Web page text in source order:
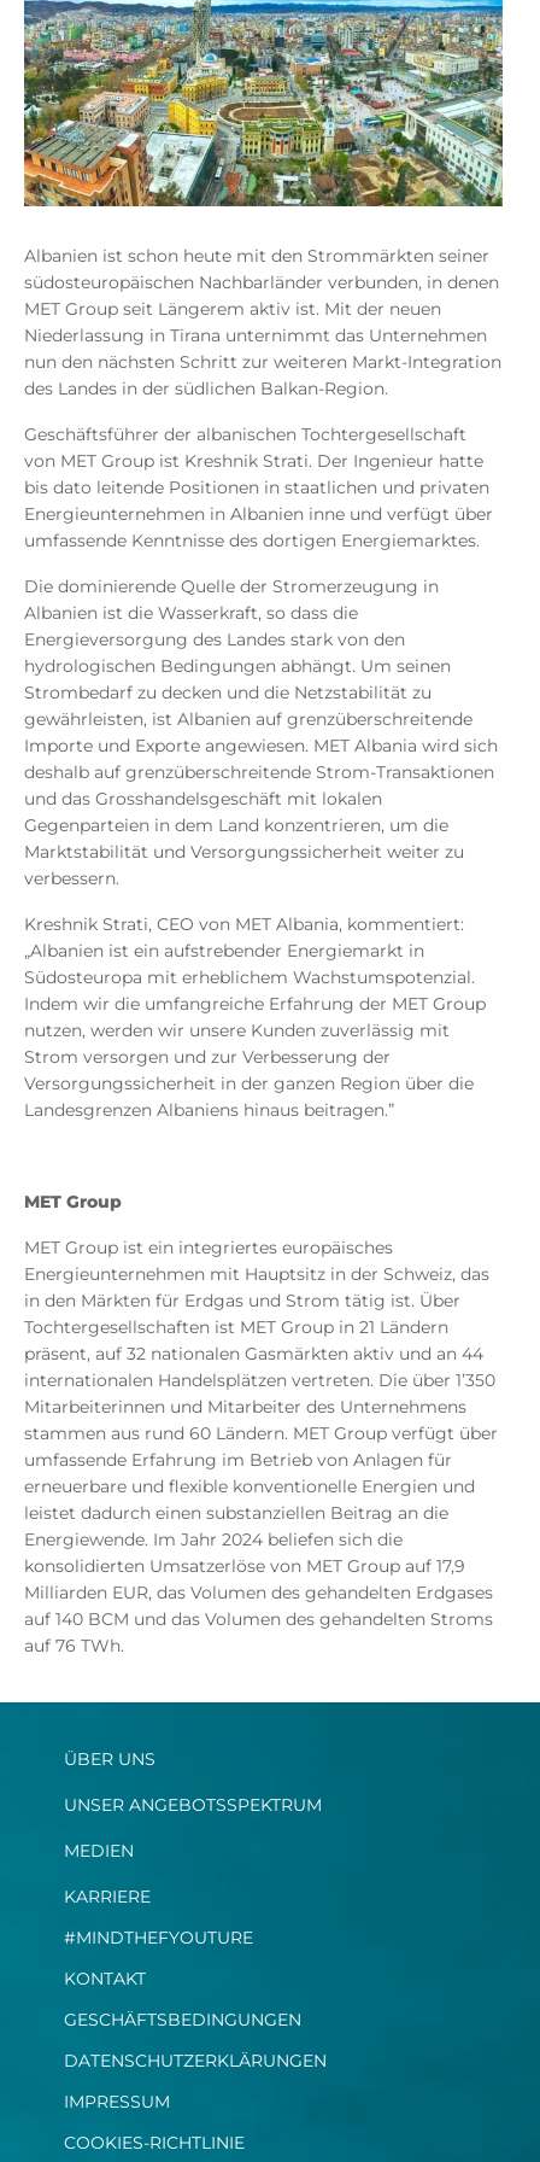
Albanien ist schon heute mit den Strommärkten seiner
südosteuropäischen Nachbarländer verbunden, in denen
MET Group seit Längerem aktiv ist. Mit der neuen
Niederlassung in Tirana unternimmt das Unternehmen
nun den nächsten Schritt zur weiteren Markt-Integration
des Landes in der südlichen Balkan-Region.
Geschäftsführer der albanischen Tochtergesellschaft
von MET Group ist Kreshnik Strati. Der Ingenieur hatte
bis dato leitende Positionen in staatlichen und privaten
Energieunternehmen in Albanien inne und verfügt über
umfassende Kenntnisse des dortigen Energiemarktes.
Die dominierende Quelle der Stromerzeugung in
Albanien ist die Wasserkraft, so dass die
Energieversorgung des Landes stark von den
hydrologischen Bedingungen abhängt. Um seinen
Strombedarf zu decken und die Netzstabilität zu
gewährleisten, ist Albanien auf grenzüberschreitende
Importe und Exporte angewiesen. MET Albania wird sich
deshalb auf grenzüberschreitende Strom-Transaktionen
und das Grosshandelsgeschäft mit lokalen
Gegenparteien in dem Land konzentrieren, um die
Marktstabilität und Versorgungssicherheit weiter zu
verbessern.
Kreshnik Strati, CEO von MET Albania, kommentiert:
„Albanien ist ein aufstrebender Energiemarkt in
Südosteuropa mit erheblichem Wachstumspotenzial.
Indem wir die umfangreiche Erfahrung der MET Group
nutzen, werden wir unsere Kunden zuverlässig mit
Strom versorgen und zur Verbesserung der
Versorgungssicherheit in der ganzen Region über die
Landesgrenzen Albaniens hinaus beitragen.”
MET Group
MET Group ist ein integriertes europäisches
Energieunternehmen mit Hauptsitz in der Schweiz, das
in den Märkten für Erdgas und Strom tätig ist. Über
Tochtergesellschaften ist MET Group in 21 Ländern
präsent, auf 32 nationalen Gasmärkten aktiv und an 44
internationalen Handelsplätzen vertreten. Die über 1’350
Mitarbeiterinnen und Mitarbeiter des Unternehmens
stammen aus rund 60 Ländern. MET Group verfügt über
umfassende Erfahrung im Betrieb von Anlagen für
erneuerbare und flexible konventionelle Energien und
leistet dadurch einen substanziellen Beitrag an die
Energiewende. Im Jahr 2024 beliefen sich die
konsolidierten Umsatzerlöse von MET Group auf 17,9
Milliarden EUR, das Volumen des gehandelten Erdgases
auf 140 BCM und das Volumen des gehandelten Stroms
auf 76 TWh.
ÜBER UNS
UNSER ANGEBOTSSPEKTRUM
MEDIEN
KARRIERE
#MINDTHEFYOUTURE
KONTAKT
GESCHÄFTSBEDINGUNGEN
DATENSCHUTZERKLÄRUNGEN
IMPRESSUM
COOKIES-RICHTLINIE